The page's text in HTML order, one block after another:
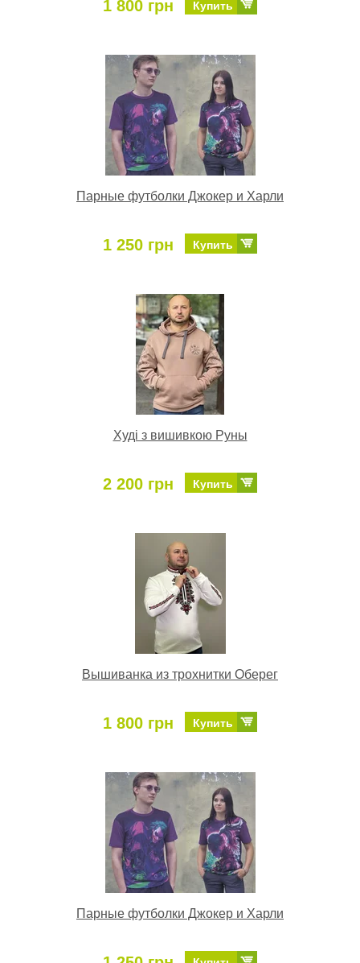
1 800 грн Купить
Парные футболки Джокер и Харли
1 250 грн Купить
Худі з вишивкою Руны
2 200 грн Купить
Вышиванка из трохнитки Оберег
1 800 грн Купить
Парные футболки Джокер и Харли